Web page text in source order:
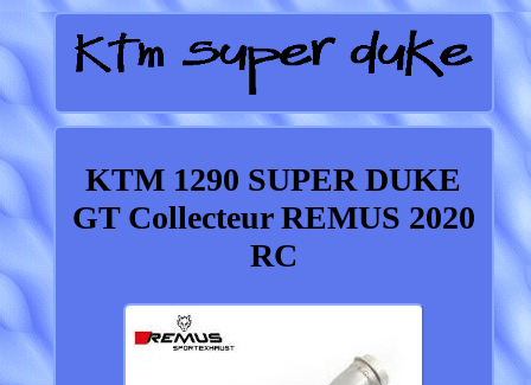
KTM 1290 SUPER DUKE
GT Collecteur REMUS 2020
RC